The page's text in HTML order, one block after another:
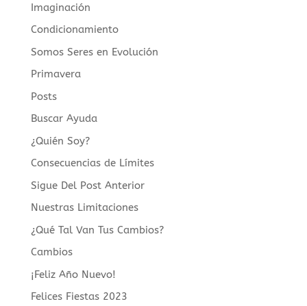
Imaginación
Condicionamiento
Somos Seres en Evolución
Primavera
Posts
Buscar Ayuda
¿Quién Soy?
Consecuencias de Límites
Sigue Del Post Anterior
Nuestras Limitaciones
¿Qué Tal Van Tus Cambios?
Cambios
¡Feliz Año Nuevo!
Felices Fiestas 2023